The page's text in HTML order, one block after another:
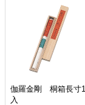
伽羅金剛 桐箱長寸1
入